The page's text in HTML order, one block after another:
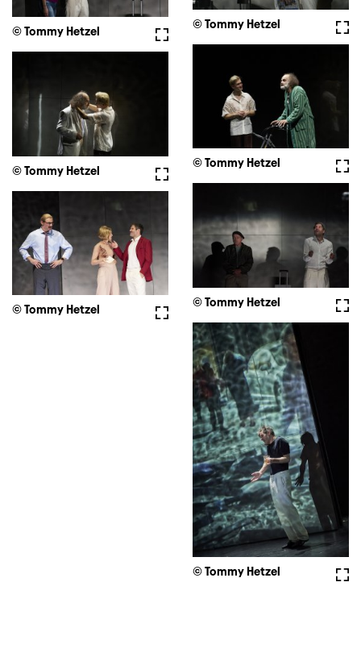
© Tommy Hetzel
Vollbild
© Tommy Hetzel
© Tommy Hetzel
Vollbild
© Tommy Hetzel
© Tommy Hetzel
Vollbild
© Tommy Hetzel
© Tommy Hetzel